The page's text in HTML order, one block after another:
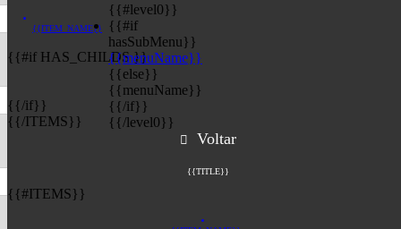
{{#level0}}
{{#if
hasSubMenu}}
{{menuName}}
{{else}}
{{menuName}}
{{/if}}
{{/level0}}
{{ITEM_NAME}}
{{#if HAS_CHILDS }}
{{/if}}
{{/ITEMS}}
Voltar
{{TITLE}}
{{#ITEMS}}